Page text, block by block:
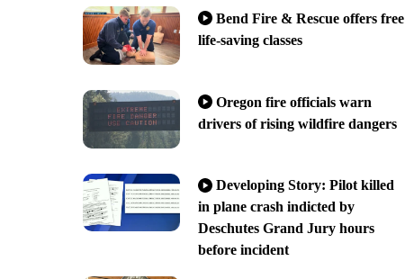
Bend Fire & Rescue offers free
life-saving classes
Oregon fire officials warn
drivers of rising wildfire dangers
Developing Story: Pilot killed
in plane crash indicted by
Deschutes Grand Jury hours
before incident